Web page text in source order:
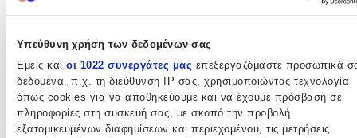
Υπεύθυνη χρήση των δεδομένων σας
Εμείς και οι 1022 συνεργάτες μας επεξεργαζόμαστε προσωπικά
δεδομένα, π.χ. τη διεύθυνση IP σας, χρησιμοποιώντας τεχνολογία
όπως cookies για να αποθηκεύουμε και να έχουμε πρόσβαση σε
πληροφορίες στη συσκευή σας, με σκοπό την προβολή
εξατομικευμένων διαφημίσεων και περιεχομένου, τις μετρήσεις
Ποιότητα:
Συνθετικό
Κατασκευή :
Μηχανής
Χρώμα: